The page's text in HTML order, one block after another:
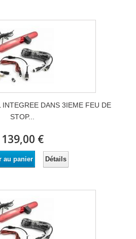
INTEGREE DANS 3IEME FEU DE
STOP...
139,00 €
au panier Détails